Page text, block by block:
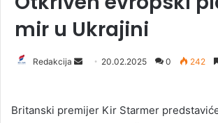
mir u Ukrajini
Redakcija
d
20.02.2025 0 242
Britanski premijer Kir Starmer